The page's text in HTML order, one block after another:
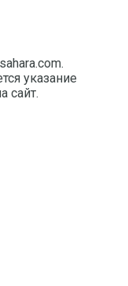
указание
сайт.